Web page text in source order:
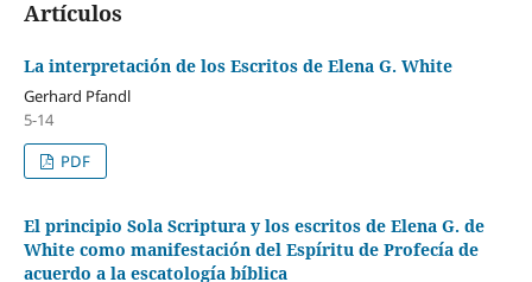
Artículos
La interpretación de los Escritos de Elena G. White
Gerhard Pfandl
5-14
PDF
El principio Sola Scriptura y los escritos de Elena G. de
White como manifestación del Espíritu de Profecía de
acuerdo a la escatología bíblica